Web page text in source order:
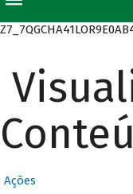
Ações